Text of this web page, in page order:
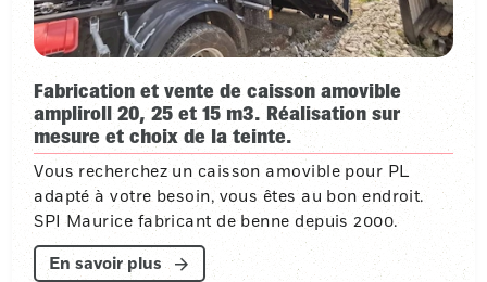
Fabrication et vente de caisson amovible
ampliroll 20, 25 et 15 m3. Réalisation sur
mesure et choix de la teinte.
Vous recherchez un caisson amovible pour PL
adapté à votre besoin, vous êtes au bon endroit.
SPI Maurice fabricant de benne depuis 2000.
En savoir plus